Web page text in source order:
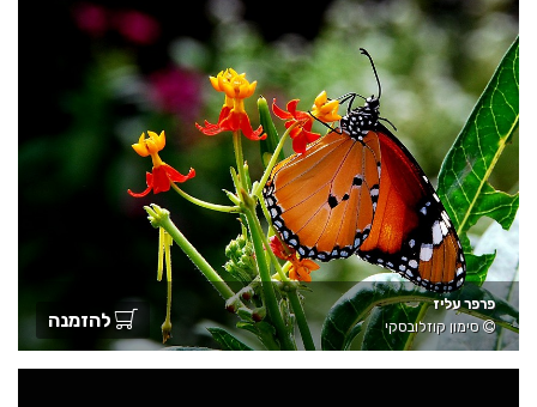
פרפר עליז
סימון קוזלובסקי
להזמנה